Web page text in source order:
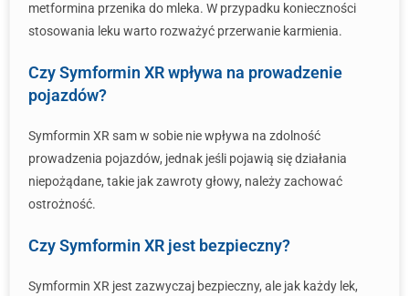
metformina przenika do mleka. W przypadku konieczności
stosowania leku warto rozważyć przerwanie karmienia.
Czy Symformin XR wpływa na prowadzenie
pojazdów?
Symformin XR sam w sobie nie wpływa na zdolność
prowadzenia pojazdów, jednak jeśli pojawią się działania
niepożądane, takie jak zawroty głowy, należy zachować
ostrożność.
Czy Symformin XR jest bezpieczny?
Symformin XR jest zazwyczaj bezpieczny, ale jak każdy lek,